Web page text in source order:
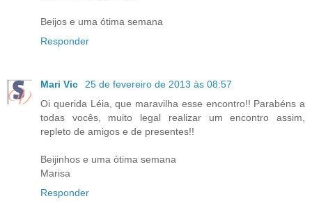
Beijos e uma ótima semana
Responder
Mari Vic
25 de fevereiro de 2013 às 08:57
Oi querida Léia, que maravilha esse encontro!! Parabéns a
todas vocês, muito legal realizar um encontro assim,
repleto de amigos e de presentes!!
Beijinhos e uma ótima semana
Marisa
Responder